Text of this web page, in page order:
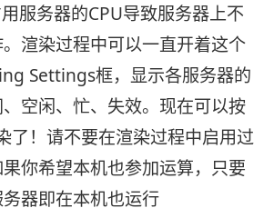
服务器的CPU导致服务器上不
渲染过程中可以一直开着这个
Settings框，显示各服务器的
空闲、忙、失效。现在可以按
了！请不要在渲染过程中启用过
你希望本机也参加运算，只要
器即在本机也运行